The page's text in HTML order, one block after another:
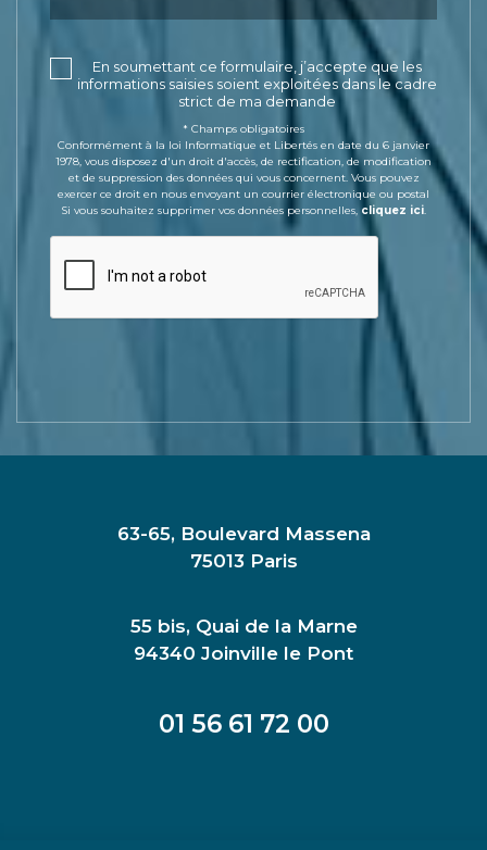
En soumettant ce formulaire, j’accepte que les
informations saisies soient exploitées dans le cadre
strict de ma demande
* Champs obligatoires
Conformément à la loi Informatique et Libertés en date du 6 janvier
1978, vous disposez d'un droit d'accès, de rectification, de modification
et de suppression des données qui vous concernent. Vous pouvez
exercer ce droit en nous envoyant un courrier électronique ou postal
Si vous souhaitez supprimer vos données personnelles, cliquez ici.
63-65, Boulevard Massena
75013 Paris
55 bis, Quai de la Marne
94340 Joinville le Pont
01 56 61 72 00